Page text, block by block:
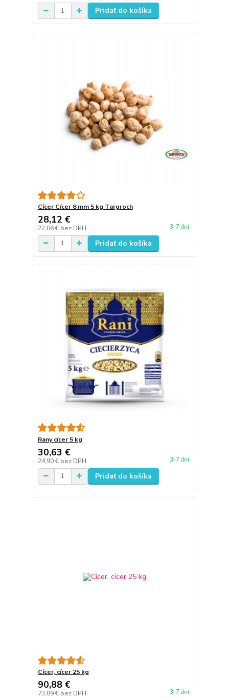
Pridať do košíka
Cícer Cícer 8 mm 5 kg Targroch
28,12 €
22,86 € bez DPH 3-7 dní
Pridať do košíka
Rany cícer 5 kg
30,63 €
24,90 € bez DPH 3-7 dní
Pridať do košíka
Cícer, cícer 25 kg
90,88 €
73,89 € bez DPH 3-7 dní